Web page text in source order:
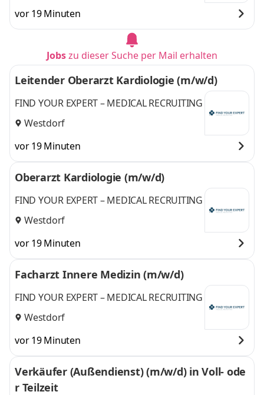
vor 19 Minuten
Jobszu dieser Suche per Mail erhalten
Leitender Oberarzt Kardiologie (m/w/d)
FIND YOUR EXPERT – MEDICAL RECRUITING
Westdorf
vor 19 Minuten
Oberarzt Kardiologie (m/w/d)
FIND YOUR EXPERT – MEDICAL RECRUITING
Westdorf
vor 19 Minuten
Facharzt Innere Medizin (m/w/d)
FIND YOUR EXPERT – MEDICAL RECRUITING
Westdorf
vor 19 Minuten
Verkäufer (Außendienst) (m/w/d) in Voll- ode
r Teilzeit